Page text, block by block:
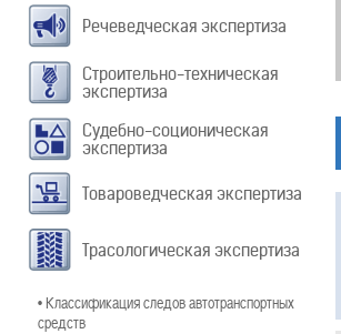
Речеведческая экспертиза
Строительно-техническая
экспертиза
Судебно-соционическая
экспертиза
Товароведческая экспертиза
Трасологическая экспертиза
• Классификация следов автотранспортных
средств